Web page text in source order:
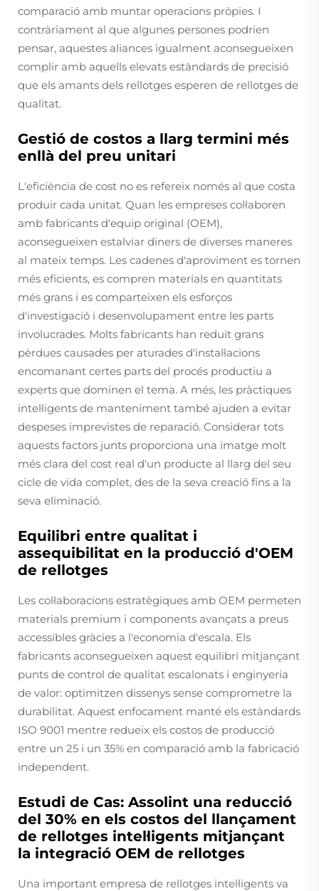
comparació amb muntar operacions pròpies. I
contràriament al que algunes persones podrien
pensar, aquestes aliances igualment aconsegueixen
complir amb aquells elevats estàndards de precisió
que els amants dels rellotges esperen de rellotges de
qualitat.
Gestió de costos a llarg termini més
enllà del preu unitari
L'eficiència de cost no es refereix només al que costa
produir cada unitat. Quan les empreses col·laboren
amb fabricants d'equip original (OEM),
aconsegueixen estalviar diners de diverses maneres
al mateix temps. Les cadenes d'aproviment es tornen
més eficients, es compren materials en quantitats
més grans i es comparteixen els esforços
d'investigació i desenvolupament entre les parts
involucrades. Molts fabricants han reduït grans
pèrdues causades per aturades d'instal·lacions
encomanant certes parts del procés productiu a
experts que dominen el tema. A més, les pràctiques
intel·ligents de manteniment també ajuden a evitar
despeses imprevistes de reparació. Considerar tots
aquests factors junts proporciona una imatge molt
més clara del cost real d'un producte al llarg del seu
cicle de vida complet, des de la seva creació fins a la
seva eliminació.
Equilibri entre qualitat i
assequibilitat en la producció d'OEM
de rellotges
Les col·laboracions estratègiques amb OEM permeten
materials premium i components avançats a preus
accessibles gràcies a l'economia d'escala. Els
fabricants aconsegueixen aquest equilibri mitjançant
punts de control de qualitat escalonats i enginyeria
de valor: optimitzen dissenys sense comprometre la
durabilitat. Aquest enfocament manté els estàndards
ISO 9001 mentre redueix els costos de producció
entre un 25 i un 35% en comparació amb la fabricació
independent.
Estudi de Cas: Assolint una reducció
del 30% en els costos del llançament
de rellotges intel·ligents mitjançant
la integració OEM de rellotges
Una important empresa de rellotges intel·ligents va